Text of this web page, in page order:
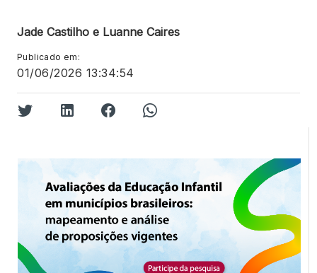
Jade Castilho e Luanne Caires
Publicado em:
01/06/2026 13:34:54